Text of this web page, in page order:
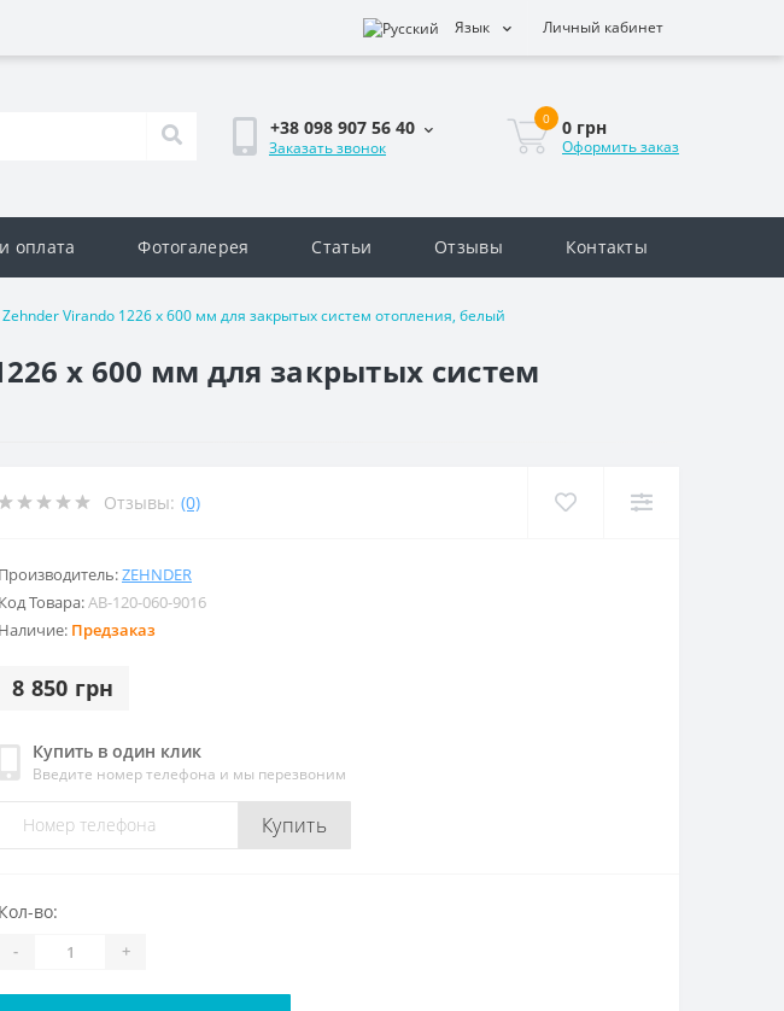
Язык Личный кабинет
+38 098 907 56 40
Заказать звонок
0 0 грн
Оформить заказ
оплата Фотогалерея Статьи Отзывы Контакты
Virando 1226 x 600 мм для закрытых систем отопления, белый
x 600 мм для закрытых систем
Отзывы: (0)
Производитель:ZEHNDER
Код Товара:AB-120-060-9016
Наличие: Предзаказ
8 850 грн
Купить в один клик
Введите номер телефона и мы перезвоним
Купить
Кол-во:
- +